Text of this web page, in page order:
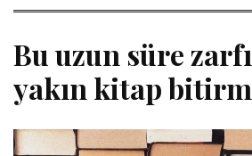
Bu uzun süre
yakın kitap